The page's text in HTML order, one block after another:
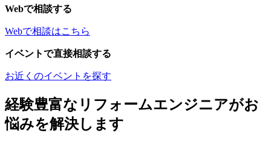
Webで相談する
Webで相談はこちら
イベントで直接相談する
お近くのイベントを探す
経験豊富なリフォームエンジニアがお
悩みを解決します